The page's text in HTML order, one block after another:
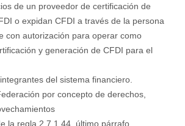
de un proveedor de certificación de
o expidan CFDI a través de la persona
con autorización para operar como
y generación de CFDI para el
del sistema financiero.
por concepto de derechos,
la regla 2.7.1.44, último párrafo